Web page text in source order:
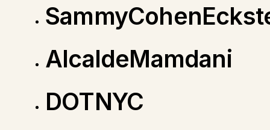
AlcaldeMamdani
DOTNYC